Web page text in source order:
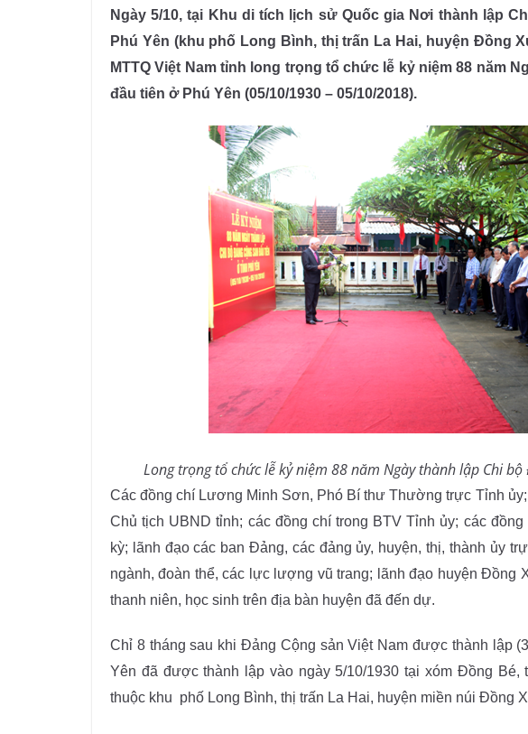
Ngày 5/10, tại Khu di tích lịch sử Quốc gia Nơi thành lập
Phú Yên (khu phố Long Bình, thị trấn La Hai, huyện Đồng
MTTQ Việt Nam tỉnh long trọng tổ chức lễ kỷ niệm 88 năm
đầu tiên ở Phú Yên (05/10/1930 – 05/10/2018).
Long trọng tổ chức lễ kỷ niệm 88 năm Ngày thành lập Chi
Các đồng chí Lương Minh Sơn, Phó Bí thư Thường trực Tỉnh
Chủ tịch UBND tỉnh; các đồng chí trong BTV Tỉnh ủy; các
kỳ; lãnh đạo các ban Đảng, các đảng ủy, huyện, thị, thành ủy
ngành, đoàn thể, các lực lượng vũ trang; lãnh đạo huyện Đồng
thanh niên, học sinh trên địa bàn huyện đã đến dự.
Chỉ 8 tháng sau khi Đảng Cộng sản Việt Nam được thành lập
Yên đã được thành lập vào ngày 5/10/1930 tại xóm Đồng Bé,
thuộc khu phố Long Bình, thị trấn La Hai, huyện miền núi Đồng